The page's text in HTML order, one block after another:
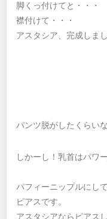
脚くっ付けてと・・・
襟付けて・・・
アスタシア、完成しま
パンツ脱がしたくらい
しかーし！乳首はパワ
パフィーニップルにし
ピアスです。
アスタシアならピアス